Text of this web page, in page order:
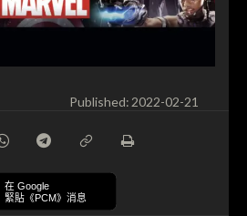
Published: 2022-02-21
在 Google
緊貼《PCM》消息